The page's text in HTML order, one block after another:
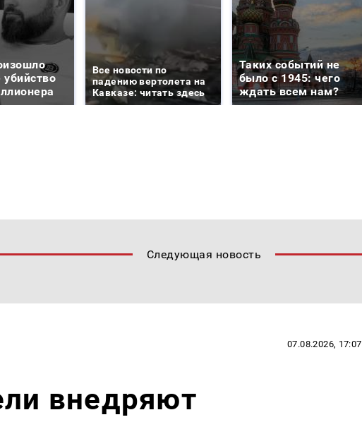
Все новости по
падению вертолета на
Кавказе: читать здесь
Таких событий не
было с 1945: чего
ждать всем нам?
Следующая новость
07.08.2026, 17:07
внедряют